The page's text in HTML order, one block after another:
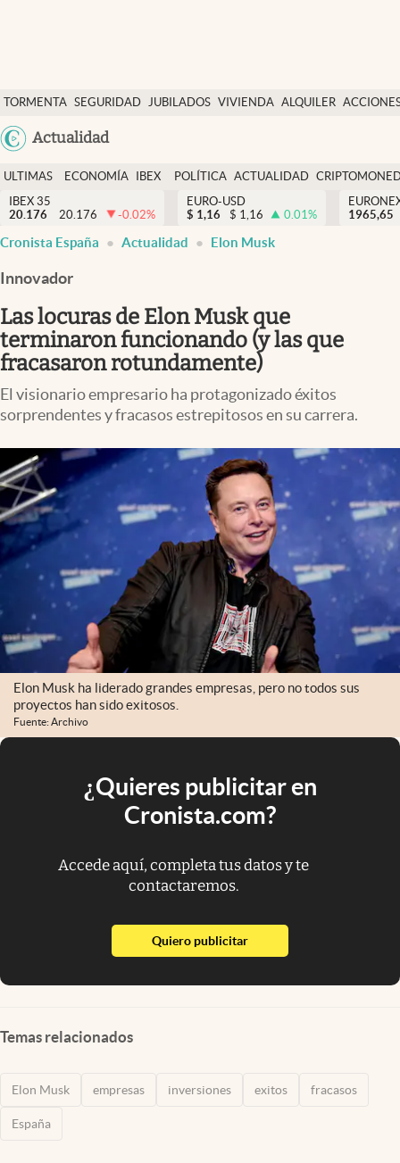
TORMENTA SEGURIDAD JUBILADOS VIVIENDA ALQUILER
USA
Actualidad
Economía y finanzas
Política
Actualidad
Criptomonedas
España
ULTIMAS
NOTICIAS
ECONOMÍA
FINANZAS
IBEX
EURO
POLÍTICA ACTUALIDAD
IBEX 35
20.176
20.176 -0.02%
EURO-USD
$ 1,16 $ 1,16 0.01%
1965,65
Cronista España Actualidad Elon Musk
Innovador
Las locuras de Elon Musk que
terminaron funcionando (y las que
fracasaron rotundamente)
El visionario empresario ha protagonizado éxitos
sorprendentes y fracasos estrepitosos en su carrera.
Elon Musk ha liderado grandes empresas, pero no todos sus
proyectos han sido exitosos.
Fuente: Archivo
¿Quieres publicitar en
Cronista.com?
Accede aquí, completa tus datos y te
contactaremos.
Quiero publicitarabre en nueva pestaña
Temas relacionados
Elon Musk empresas inversiones exitos fracasos
España